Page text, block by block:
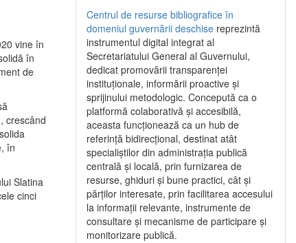
vine în
în
de
crescând
în
Slatina
cinci
Centrul de resurse bibliografice în
domeniul guvernării deschise reprezintă
instrumentul digital integrat al
Secretariatului General al Guvernului,
dedicat promovării transparenței
instituționale, informării proactive și
sprijinului metodologic. Concepută ca o
platformă colaborativă și accesibilă,
aceasta funcționează ca un hub de
referință bidirecțional, destinat atât
specialiștilor din administrația publică
centrală și locală, prin furnizarea de
resurse, ghiduri și bune practici, cât și
părților interesate, prin facilitarea accesului
la informații relevante, instrumente de
consultare și mecanisme de participare și
monitorizare publică.